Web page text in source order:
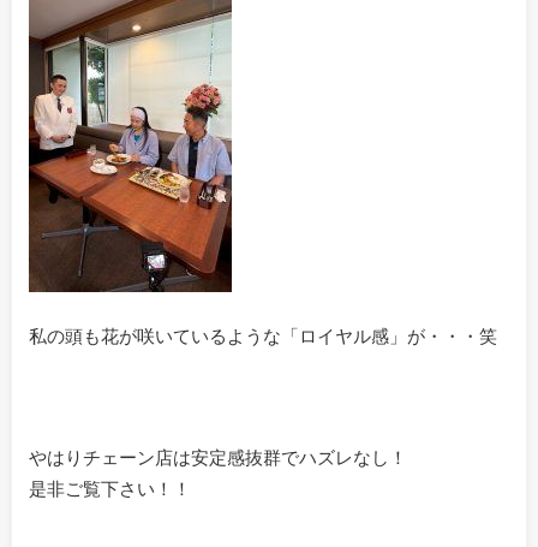
私の頭も花が咲いているような「ロイヤル感」が・・・笑
やはりチェーン店は安定感抜群でハズレなし！
是非ご覧下さい！！